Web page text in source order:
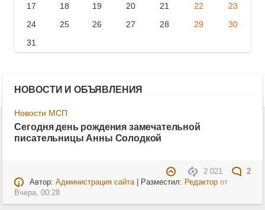
17
18 19 20 21 22
23
24
25 26 27 28 29
30
31
НОВОСТИ И ОБЪЯВЛЕНИЯ
Новости МСП
Сегодня день рождения замечательной
писательницы Анны Солодкой
2 021
2
Автор: Администрация сайта| Разместил: Редакторот
Вчера, 00:28